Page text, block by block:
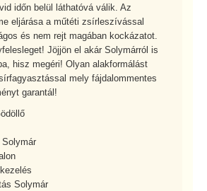
időn belül láthatóvá válik. Az
eljárása a műtéti zsírleszívással
és nem rejt magában kockázatot.
Jöjjön el akár Solymárról is
hisz megéri! Olyan alakformálást
mely fájdalommentes
garantál!
Solymár